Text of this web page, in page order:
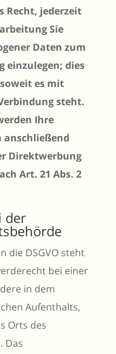
Recht, jederzeit
Sie
Daten zum
einzulegen; dies
es mit
steht.
Ihre
anschließend
Direktwerbung
Art. 21 Abs. 2
der
die DSGVO steht
bei einer
in dem
Aufenthalts,
Orts des
Das